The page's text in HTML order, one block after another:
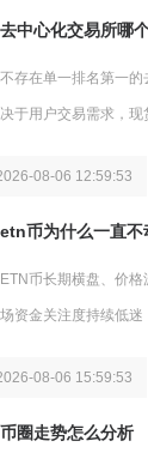
去中心化交易所哪
不存在单一排名第一
决于用户交易需求，现
08-06 12:59:53
etn币为什么一直不
ETN币长期横盘、价
场资金关注度持续低迷
08-06 15:59:53
币圈走势怎么分析